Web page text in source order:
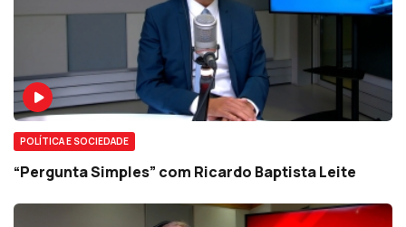
POLÍTICA E SOCIEDADE
“Pergunta Simples” com Ricardo Baptista Leite